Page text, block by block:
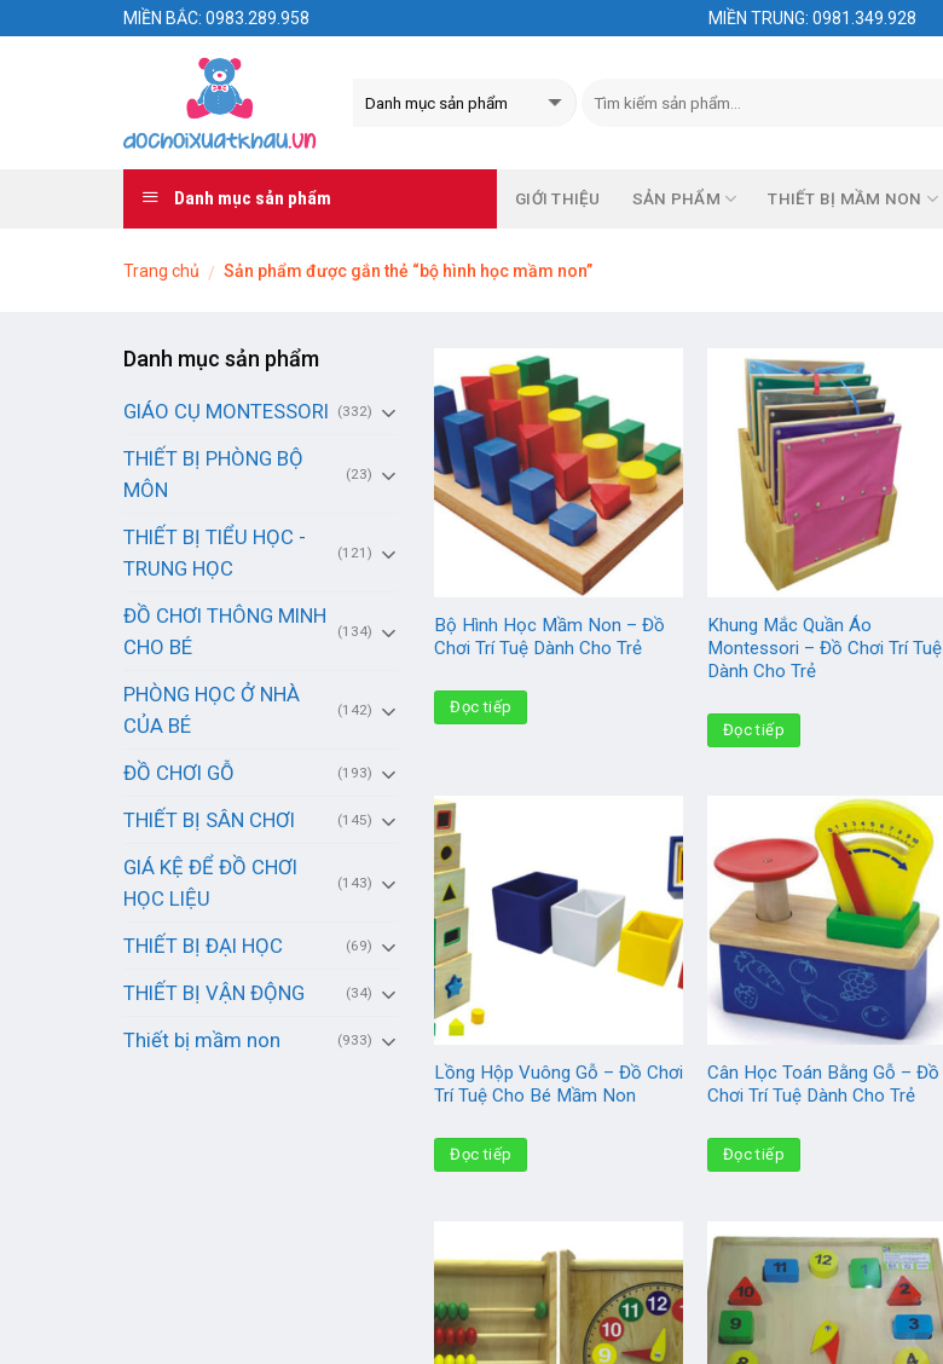
MIỀN BẮC: 0983.289.958 MIỀN TRUNG: 0981.349.928
Danh mục sản phẩm GIỚI THIỆU SẢN PHẨM THIẾT BỊ MẦM NON
Trang chủ / Sản phẩm được gắn thẻ “bộ hình học mầm non”
Danh mục sản phẩm
GIÁO CỤ MONTESSORI (332)
THIẾT BỊ PHÒNG BỘ
MÔN
(23)
THIẾT BỊ TIỂU HỌC -
TRUNG HỌC
(121)
ĐỒ CHƠI THÔNG MINH
CHO BÉ
(134)
PHÒNG HỌC Ở NHÀ
CỦA BÉ
(142)
ĐỒ CHƠI GỖ (193)
THIẾT BỊ SÂN CHƠI (145)
GIÁ KỆ ĐỂ ĐỒ CHƠI
HỌC LIỆU
(143)
THIẾT BỊ ĐẠI HỌC (69)
THIẾT BỊ VẬN ĐỘNG (34)
Thiết bị mầm non (933)
Bộ Hình Học Mầm Non – Đồ
Chơi Trí Tuệ Dành Cho Trẻ
Đọc tiếp
Khung Mắc Quần Áo
Montessori – Đồ Chơi Trí Tuệ
Dành Cho Trẻ
Đọc tiếp
Lồng Hộp Vuông Gỗ – Đồ Chơi
Trí Tuệ Cho Bé Mầm Non
Đọc tiếp
Cân Học Toán Bằng Gỗ – Đồ
Chơi Trí Tuệ Dành Cho Trẻ
Đọc tiếp